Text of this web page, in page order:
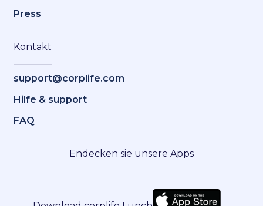
Press
Kontakt
support@corplife.com
Hilfe & support
FAQ
Endecken sie unsere Apps